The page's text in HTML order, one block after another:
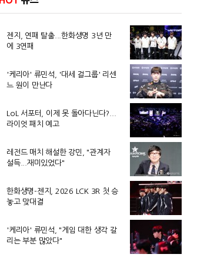
젠지, 연패 탈출...한화생명 3년 만
에 3연패
'케리아' 류민석, '대세 걸그룹' 리센
느 원이 만난다
LoL 서포터, 이제 못 돌아다닌다?...
라이엇 패치 예고
레전드 매치 해설한 강민, "관계자
설득...재미있었다"
한화생명-젠지, 2026 LCK 3R 첫 승
놓고 맞대결
'케리아' 류민석, "게임 대한 생각 갈
리는 부분 많았다"